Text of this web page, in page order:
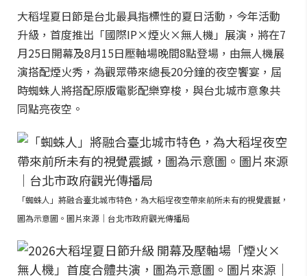
大稻埕夏日節是台北最具指標性的夏日活動，今年活動
升級，首度推出「國際IP×煙火×無人機」展演，將在7
月25日開幕及8月15日壓軸場晚間8點登場，由無人機展
演搭配煙火秀，為觀眾帶來總長20分鐘的夜空饗宴，屆
時蜘蛛人將搭配原版電影配樂穿梭，與台北城市意象共
同點亮夜空。
「蜘蛛人」將融合臺北城市特色，為大稻埕夜空帶來前所未有的視覺震撼，
圖為示意圖。圖片來源｜台北市政府觀光傳播局